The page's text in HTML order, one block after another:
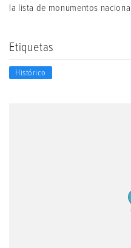
la lista de monumentos
Etiquetas
Histórico